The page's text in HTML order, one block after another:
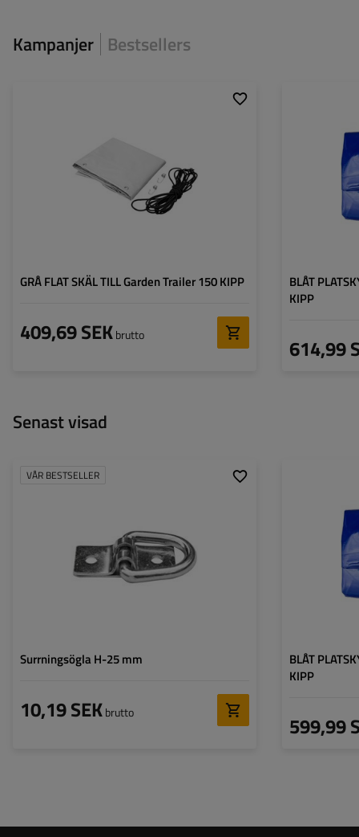
Kampanjer Bestsellers
GRÅ FLAT SKÄL TILL Garden Trailer 150 KIPP
409,69 SEKbrutto
BLÅT
KIPP
614,99
Senast visad
VÅR BESTSELLER
Surrningsögla H-25 mm
10,19 SEKbrutto
BLÅT
KIPP
599,99